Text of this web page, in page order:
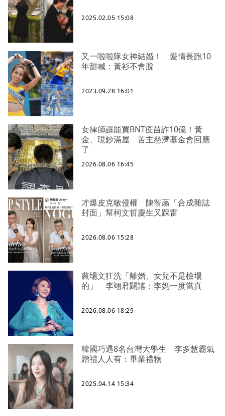
2025.02.05 15:08
又一啦啦隊女神結婚！ 愛情長跑10
年甜喊：黃衫不會脫
2023.09.28 16:01
女律師誆能買BNT疫苗詐10億！黃
金、現鈔滿屋 苦主慈濟基金會回應
了
2026.08.06 16:45
才爆皮克敏侵權 陳智菡「合成雜誌
封面」幫柯文哲慶生又踩雷
2026.08.06 15:28
農場文狂洗「離婚、女兒不是檢場
的」 李翊君闢謠：李媽一度當真
2026.08.06 18:29
韓國巧遇8名台灣大學生 李多慧霸氣
贈禮人人有：畢業禮物
2025.04.14 15:34